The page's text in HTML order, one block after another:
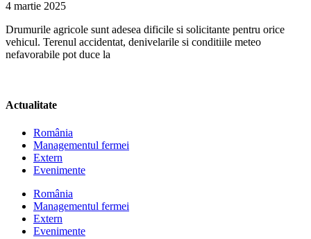
4 martie 2025
Drumurile agricole sunt adesea dificile si solicitante pentru orice
vehicul. Terenul accidentat, denivelarile si conditiile meteo
nefavorabile pot duce la
Actualitate
România
Managementul fermei
Extern
Evenimente
România
Managementul fermei
Extern
Evenimente